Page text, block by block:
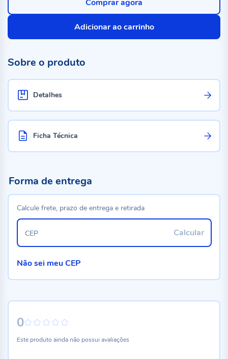
Adicionar ao carrinho
Comprar agora
Sobre o produto
Detalhes
Ficha Técnica
0
Este produto ainda não possui avaliações
Forma de entrega
Calcule frete, prazo de entrega e retirada
Calcular
CEP
Não sei meu CEP